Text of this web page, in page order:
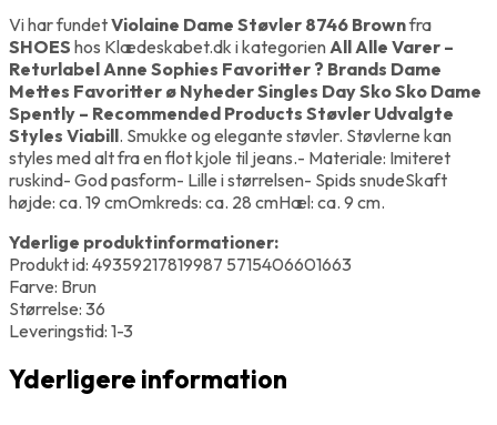
Vi har fundetViolaine Dame Støvler 8746 Brownfra
SHOES hos Klædeskabet.dk i kategorien All Alle Varer –
Returlabel Anne Sophies Favoritter ? Brands Dame
Mettes Favoritter ø Nyheder Singles Day Sko Sko Dame
Spently – Recommended Products Støvler Udvalgte
Styles Viabill. Smukke og elegante støvler. Støvlerne kan
styles med alt fra en flot kjole til jeans.- Materiale: Imiteret
ruskind- God pasform- Lille i størrelsen- Spids snudeSkaft
højde: ca. 19 cmOmkreds: ca. 28 cmHæl: ca. 9 cm.
Yderlige produktinformationer:
Produkt id: 49359217819987 5715406601663
Farve: Brun
Størrelse: 36
Leveringstid: 1-3
Yderligere information